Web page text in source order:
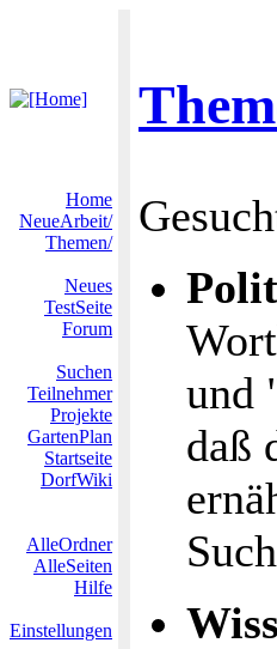
Home
NeueArbeit/
Themen/
Neues
TestSeite
Forum
Suchen
Teilnehmer
Projekte
GartenPlan
Startseite
DorfWiki
AlleOrdner
AlleSeiten
Hilfe
Einstellungen
und
daß